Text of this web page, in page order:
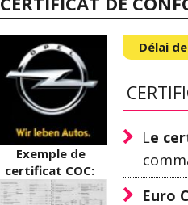
Exemple de
certificat COC:
Délai
Le
Euro